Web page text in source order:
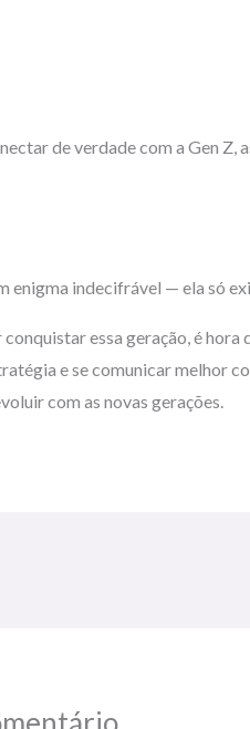
de verdade com a Gen
enigma indecifrável — ela só
conquistar essa geração, é
e se comunicar melhor
com as novas gerações.